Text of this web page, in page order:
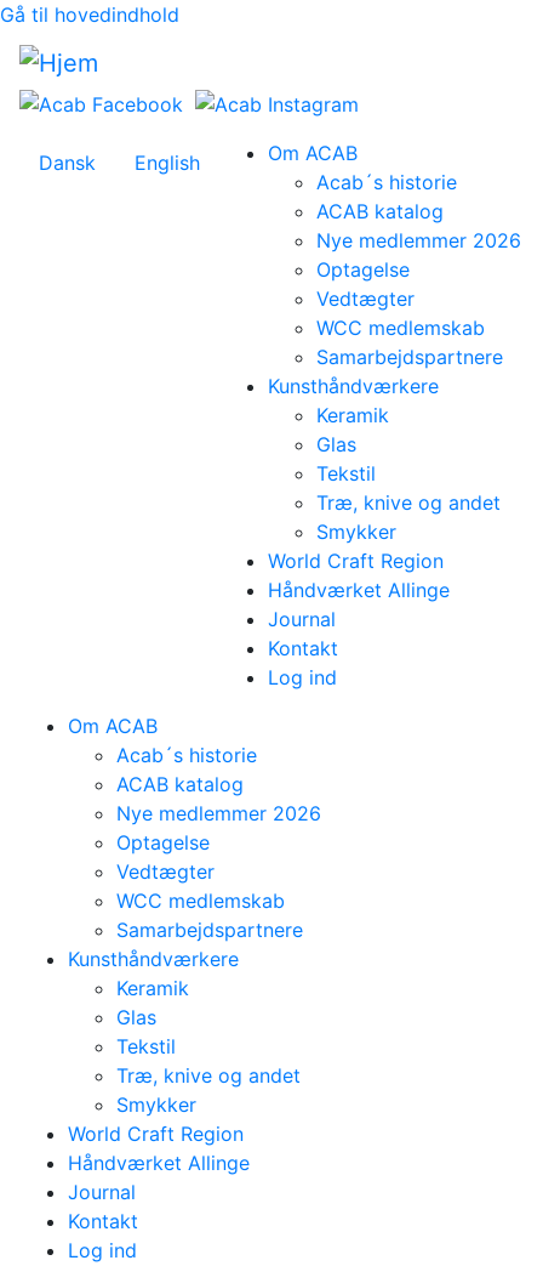
Gå til hovedindhold
Dansk English
Om ACAB
Acab´s historie
ACAB katalog
Nye medlemmer 2026
Optagelse
Vedtægter
WCC medlemskab
Samarbejdspartnere
Kunsthåndværkere
Keramik
Glas
Tekstil
Træ, knive og andet
Smykker
World Craft Region
Håndværket Allinge
Journal
Kontakt
Log ind
Om ACAB
Acab´s historie
ACAB katalog
Nye medlemmer 2026
Optagelse
Vedtægter
WCC medlemskab
Samarbejdspartnere
Kunsthåndværkere
Keramik
Glas
Tekstil
Træ, knive og andet
Smykker
World Craft Region
Håndværket Allinge
Journal
Kontakt
Log ind